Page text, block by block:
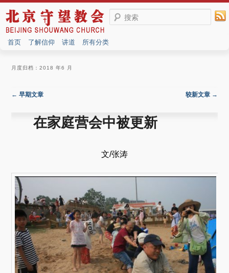
搜索
首页 了解信仰 讲道 所有分类
月度归档：2018 年6 月
文章导航
← 早期文章 较新文章 →
在家庭营会中被更新
文/张涛